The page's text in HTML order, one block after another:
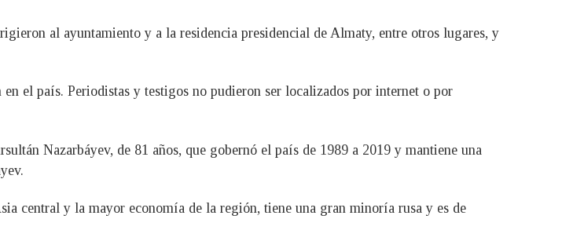
al ayuntamiento y a la residencia presidencial de Almaty, entre otros lugares, y
el país. Periodistas y testigos no pudieron ser localizados por internet o por
Nazarbáyev, de 81 años, que gobernó el país de 1989 a 2019 y mantiene una
central y la mayor economía de la región, tiene una gran minoría rusa y es de